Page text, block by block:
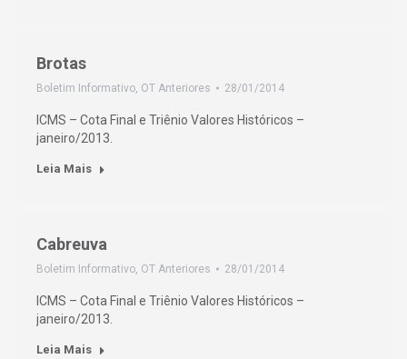
Brotas
Boletim Informativo, OT Anteriores 28/01/2014
ICMS – Cota Final e Triênio Valores Históricos –
janeiro/2013.
Leia Mais
Cabreuva
Boletim Informativo, OT Anteriores 28/01/2014
ICMS – Cota Final e Triênio Valores Históricos –
janeiro/2013.
Leia Mais